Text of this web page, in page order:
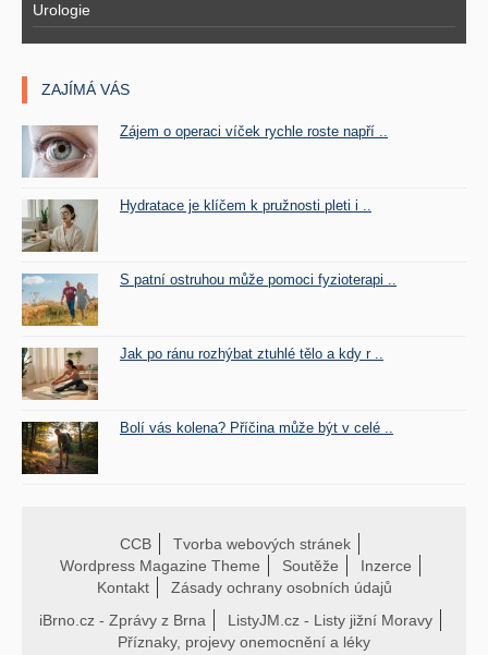
Urologie
ZAJÍMÁ VÁS
Zájem o operaci víček rychle roste napří ..
Hydratace je klíčem k pružnosti pleti i ..
S patní ostruhou může pomoci fyzioterapi ..
Jak po ránu rozhýbat ztuhlé tělo a kdy r ..
Bolí vás kolena? Příčina může být v celé ..
CCB
Tvorba webových stránek
Wordpress Magazine Theme
Soutěže
Inzerce
Kontakt
Zásady ochrany osobních údajů
iBrno.cz - Zprávy z Brna
ListyJM.cz - Listy jižní Moravy
Příznaky, projevy onemocnění a léky